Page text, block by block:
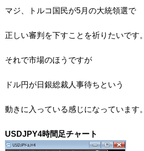
マジ、トルコ国民が5月の大統領選で
正しい審判を下すことを祈りたいです。
それで市場のほうですが
ドル円が日銀総裁人事待ちという
動きに入っている感じになっています。
USDJPY4時間足チャート